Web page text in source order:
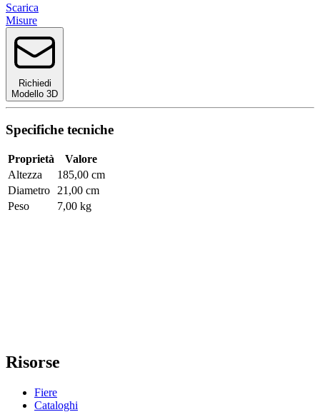
Scarica
Misure
Richiedi
Modello 3D
Specifiche tecniche
Proprietà
Valore
Altezza
185,00 cm
Diametro 21,00 cm
Peso
7,00 kg
Risorse
Fiere
Cataloghi